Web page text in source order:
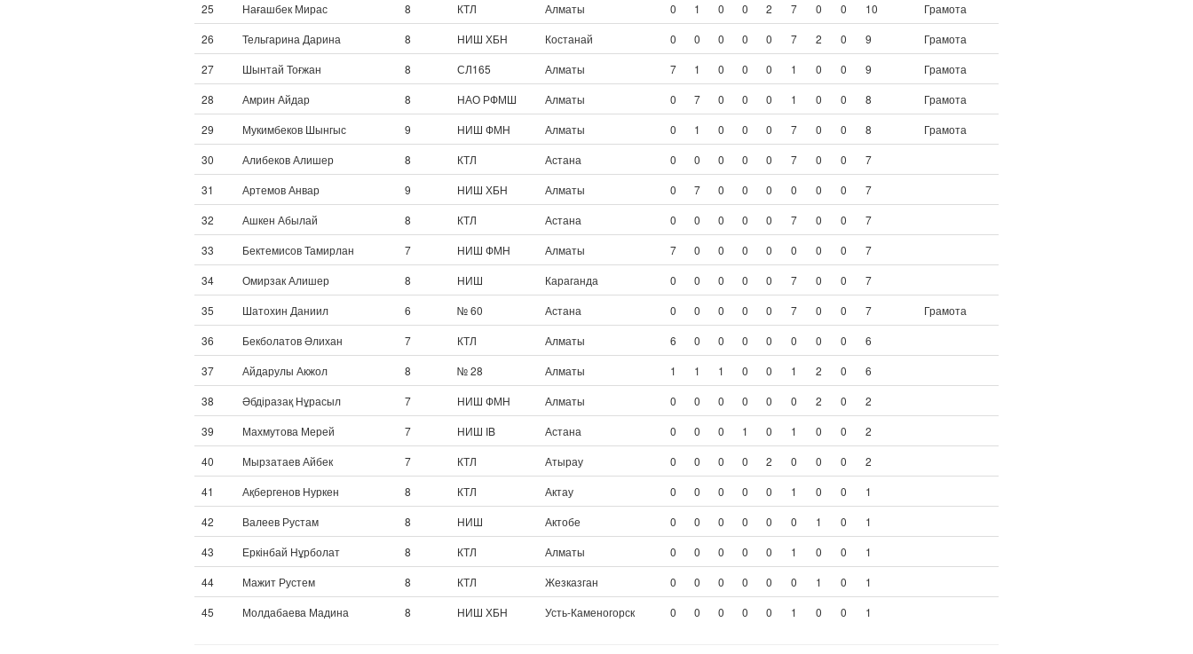
25
Нағашбек Мирас 8 КТЛ Алматы 0 1 0 0 2 7 0 0 10
Грамота
26
Тельгарина Дарина 8 НИШ ХБН Костанай 0 0 0 0 0 7 2 0 9
Грамота
27
Шынтай Тоғжан 8 СЛ165 Алматы 7 1 0 0 0 1 0 0 9
Грамота
28
Амрин Айдар 8 НАО РФМШ Алматы 0 7 0 0 0 1 0 0 8
Грамота
29
Мукимбеков Шынгыс 9 НИШ ФМН Алматы 0 1 0 0 0 7 0 0 8
Грамота
30
Алибеков Алишер 8 КТЛ Астана 0 0 0 0 0 7 0 0
7
31
Артемов Анвар 9 НИШ ХБН Алматы 0 7 0 0 0 0 0 0
7
32
Ашкен Абылай 8 КТЛ Астана 0 0 0 0 0 7 0 0
7
33
Бектемисов Тамирлан 7 НИШ ФМН Алматы 7 0 0 0 0 0 0 0
7
34
Омирзак Алишер 8 НИШ Караганда 0 0 0 0 0 7 0 0
7
35
Шатохин Даниил 6 № 60 Астана 0 0 0 0 0 7 0 0 7
Грамота
36
Бекболатов Әлихан 7 КТЛ Алматы 6 0 0 0 0 0 0 0
6
37
Айдарулы Акжол 8 № 28 Алматы 1 1 1 0 0 1 2 0
6
38
Әбдіразақ Нұрасыл 7 НИШ ФМН Алматы 0 0 0 0 0 0 2 0
2
39
Махмутова Мерей 7 НИШ IB Астана 0 0 0 1 0 1 0 0
2
40
Мырзатаев Айбек 7 КТЛ Атырау 0 0 0 0 2 0 0 0
2
41
Ақбергенов Нуркен 8 КТЛ Актау 0 0 0 0 0 1 0 0
1
42
Валеев Рустам 8 НИШ Актобе 0 0 0 0 0 0 1 0
1
43
Еркінбай Нұрболат 8 КТЛ Алматы 0 0 0 0 0 1 0 0
1
44
Мажит Рустем 8 КТЛ Жезказган 0 0 0 0 0 0 1 0
1
45
Молдабаева Мадина 8 НИШ ХБН Усть-Каменогорск 0 0 0 0 0 1 0 0 1